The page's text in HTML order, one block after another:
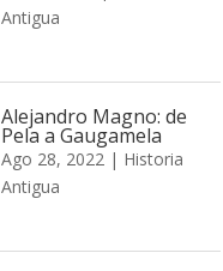
Antigua
Alejandro Magno: de
Pela a Gaugamela
Ago 28, 2022 | Historia
Antigua